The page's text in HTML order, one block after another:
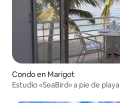
Condo en Marigot
Estudio «SeaBird» a pie de playa